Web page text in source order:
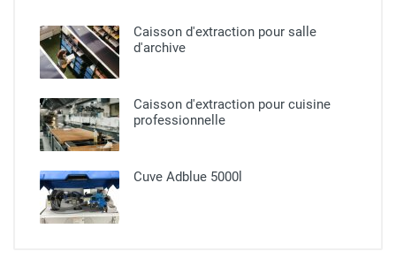
Caisson d'extraction pour salle
d'archive
Caisson d'extraction pour cuisine
professionnelle​
Cuve Adblue 5000l